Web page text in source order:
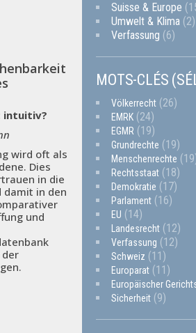
intuitiv?
wird oft als
Dies
in die
damit in den
und
der
Suisse & Europe
Umwelt & Klima (2)
Verfassung (6)
MOTS-CLÉS
Völkerrecht (26)
EMRK (24)
EGMR (19)
Grundrechte (19)
Menschenrechte
Rechtsstaat (18)
Demokratie (17)
Parlament (16)
EU (14)
Landesrecht (12)
Verfassung (12)
Schweiz (11)
Europarat (11)
Europäischer
Sicherheit (9)